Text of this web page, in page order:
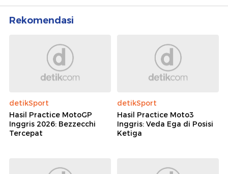
Rekomendasi
detikSport
Hasil Practice MotoGP
Inggris 2026: Bezzecchi
Tercepat
detikSport
Hasil Practice Moto3
Inggris: Veda Ega di Posisi
Ketiga